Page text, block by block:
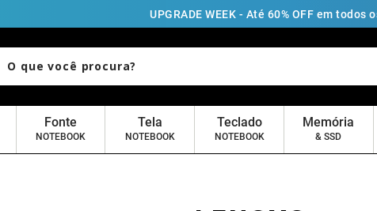
UPGRADE WEEK - Até 60% OFF em todos
você procura?
Fonte
NOTEBOOK
Tela
NOTEBOOK
Teclado
NOTEBOOK
Memória
& SSD